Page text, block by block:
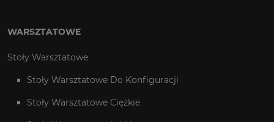
WARSZTATOWE
Stoły Warsztatowe
Stoły Warsztatowe Do Konfiguracji
Stoły Warsztatowe Ciężkie